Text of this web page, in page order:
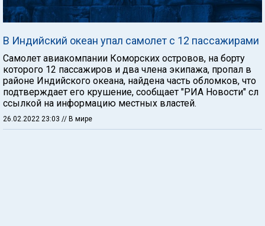
В Индийский океан упал самолет с 12 пассажирами
Самолет авиакомпании Коморских островов, на борту
которого 12 пассажиров и два члена экипажа, пропал в
районе Индийского океана, найдена часть обломков, что
подтверждает его крушение, сообщает "РИА Новости" сл
ссылкой на информацию местных властей.
26.02.2022 23:03 // В мире